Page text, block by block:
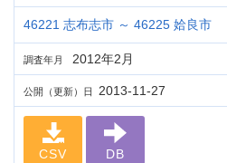
46221 志布志市 ～ 46225 姶良市
調査年月 2012年2月
公開（更新）日 2013-11-27
CSV DB